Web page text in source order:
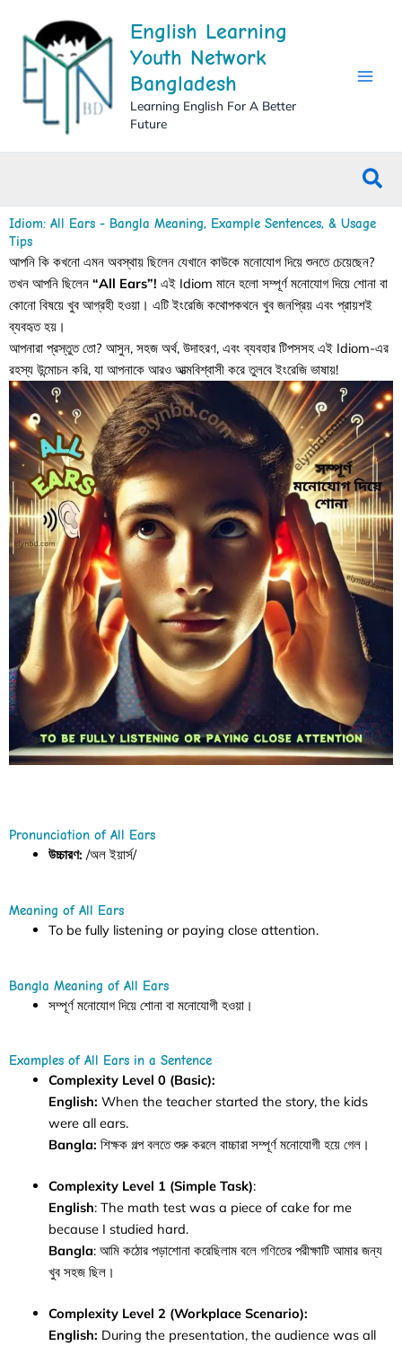
content
English Learning
Youth Network
Bangladesh
Learning English For A Better
Future
Idiom: All Ears - Bangla Meaning, Example Sentences, & Usage
Tips
আপনি কি কখনো এমন অবস্থায় ছিলেন যেখানে কাউকে মনোযোগ দিয়ে শুনতে চেয়েছেন?
তখন আপনি ছিলেন “All Ears”! এই Idiom মানে হলো সম্পূর্ণ মনোযোগ দিয়ে শোনা বা
কোনো বিষয়ে খুব আগ্রহী হওয়া। এটি ইংরেজি কথোপকথনে খুব জনপ্রিয় এবং প্রায়শই
ব্যবহৃত হয়।
আপনারা প্রস্তুত তো? আসুন, সহজ অর্থ, উদাহরণ, এবং ব্যবহার টিপসসহ এই Idiom-এর
রহস্য উন্মোচন করি, যা আপনাকে আরও আত্মবিশ্বাসী করে তুলবে ইংরেজি ভাষায়!
Pronunciation of All Ears
উচ্চারণ: /অল ইয়ার্স/
Meaning of All Ears
To be fully listening or paying close attention.
Bangla Meaning of All Ears
সম্পূর্ণ মনোযোগ দিয়ে শোনা বা মনোযোগী হওয়া।
Examples of All Ears in a Sentence
Complexity Level 0 (Basic):
English: When the teacher started the story, the kids
were all ears.
Bangla: শিক্ষক গল্প বলতে শুরু করলে বাচ্চারা সম্পূর্ণ মনোযোগী হয়ে গেল।
Complexity Level 1 (Simple Task):
English: The math test was a piece of cake for me
because I studied hard.
Bangla: আমি কঠোর পড়াশোনা করেছিলাম বলে গণিতের পরীক্ষাটি আমার জন্য
খুব সহজ ছিল।
Complexity Level 2 (Workplace Scenario):
English: During the presentation, the audience was all